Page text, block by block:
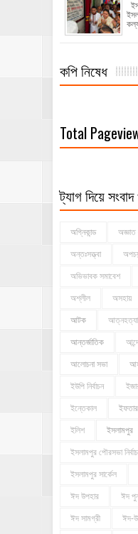
কপি নিষেধ
Total
ট্যাগ দিয়ে
অগ্নিকান্ড অজ্ঞাত
অন্তঃসত্ত্বা
অভিভাবক সমাবেশ
অশ্লীল অসহায়
আটক আত্নহত্যা
আন্তর্জাতিক
আলোচনা সভা
ইউপি নির্বাচন
ইন্তেকাল ইফতার
ইলিশ ইসলামপুর
ইসলামপুর পৌরসভা
ইসলামপুর সার্কেল
ঈদ উপহার ঈদ
ঈদ সামগ্রী ঈদ-